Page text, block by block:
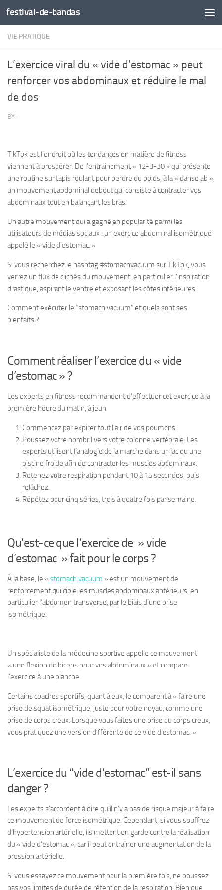
Skip to content
festival-de-bandas
VIE PRATIQUE
L’exercice viral du « vide d’estomac » peut
renforcer vos abdominaux et réduire le mal
de dos
BY ·
TikTok est l’endroit où les tendances en matière de fitness
viennent à prospérer. De l’entraînement « 12-3-30 » qui présente
une routine sur tapis roulant pour perdre du poids, à la « danse ab »,
un mouvement abdominal debout qui consiste à contracter vos
abdominaux tout en balançant les bras.
Un autre mouvement qui a gagné en popularité parmi les
utilisateurs de médias sociaux : un exercice abdominal isométrique
appelé le « vide d’estomac. »
Si vous recherchez le hashtag #stomachvacuum sur TikTok, vous
verrez un flux de clichés du mouvement, en particulier l’inspiration
drastique, aspirant le ventre et exposant les côtes inférieures.
Comment exécuter le “stomach vacuum” et quels sont ses
bienfaits ?
Comment réaliser l’exercice du « vide
d’estomac » ?
Les experts en fitness recommandent d’effectuer cet exercice à la
première heure du matin, à jeun.
Commencez par expirer tout l’air de vos poumons.
Poussez votre nombril vers votre colonne vertébrale. Les
experts utilisent l’analogie de la marche dans un lac ou une
piscine froide afin de contracter les muscles abdominaux.
Retenez votre respiration pendant 10 à 15 secondes, puis
relâchez.
Répétez pour cinq séries, trois à quatre fois par semaine.
Qu’est-ce que l’exercice de » vide
d’estomac » fait pour le corps ?
À la base, le « stomach vacuum » est un mouvement de
renforcement qui cible les muscles abdominaux antérieurs, en
particulier l’abdomen transverse, par le biais d’une prise
isométrique.
Un spécialiste de la médecine sportive appelle ce mouvement
« une flexion de biceps pour vos abdominaux » et compare
l’exercice à une planche.
Certains coaches sportifs, quant à eux, le comparent à « faire une
prise de squat isométrique, juste pour votre noyau, comme une
prise de corps creux. Lorsque vous faites une prise du corps creux,
vous pratiquez une version différente de ce vide d’estomac. »
L’exercice du “vide d’estomac” est-il sans
danger ?
Les experts s’accordent à dire qu’il n’y a pas de risque majeur à faire
ce mouvement de force isométrique. Cependant, si vous souffrez
d’hypertension artérielle, ils mettent en garde contre la réalisation
du « vide d’estomac », car il peut entraîner une augmentation de la
pression artérielle.
Si vous essayez ce mouvement pour la première fois, ne poussez
pas vos limites de durée de rétention de la respiration. Bien que